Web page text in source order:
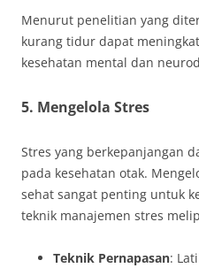
Menurut penelitian yang
kurang tidur dapat
kesehatan mental dan
5. Mengelola Stres
Stres yang berkepanjangan
pada kesehatan otak.
sehat sangat penting untuk
teknik manajemen stres
Teknik Pernapasan: